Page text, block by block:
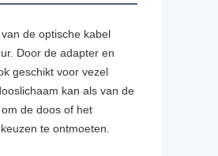
de optische kabel
Door de adapter en
geschikt voor vezel
kan als van de
de doos of het
te ontmoeten.